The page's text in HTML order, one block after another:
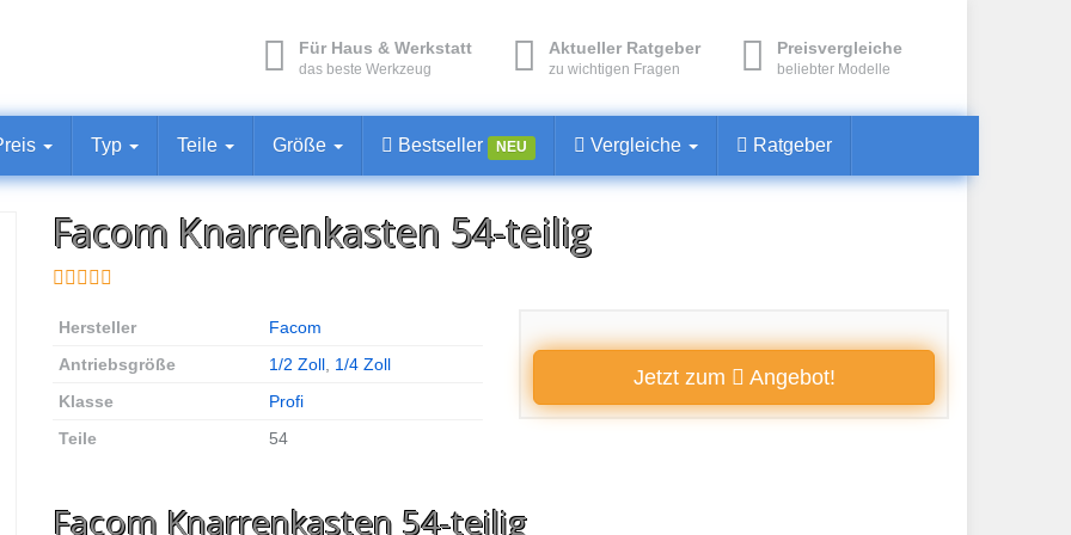
Für Haus & Werkstatt
das beste Werkzeug
Aktueller Ratgeber
zu wichtigen Fragen
Preisvergleiche
beliebter Modelle
Typ Teile Größe Bestseller NEU Vergleiche Ratgeber
Facom Knarrenkasten 54-teilig
Jetzt zum Angebot!
Hersteller
Facom
Antriebsgröße
1/2 Zoll 1/4 Zoll
Klasse
Profi
Teile
54
Facom Knarrenkasten 54-teilig